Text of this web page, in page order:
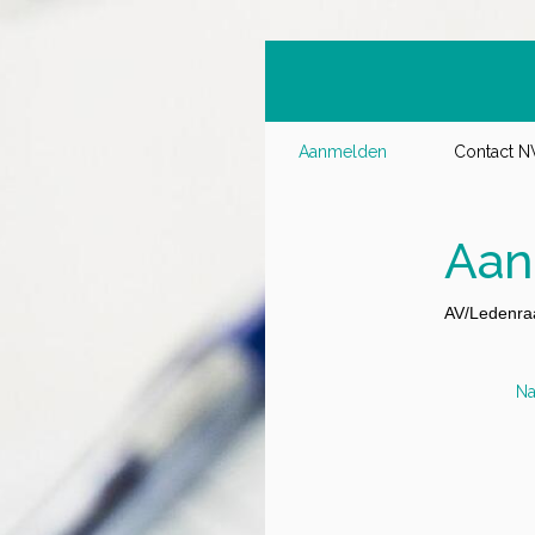
Aanmelden Contact
AV/